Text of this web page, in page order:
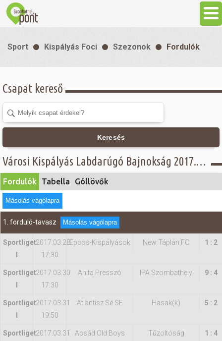
Látnivalók
Gasztronómia
Szállás
Sport
Szabadidő
Hasznos
Sport Kispályás Foci Szezonok Fordulók
Csapat kereső
Keresés
Városi Kispályás Labdarúgó Bajnokság 2017. - Fordulók - III. B. osztály
Fordulók Tabella Góllövők
Másolás vágólapra
1. forduló-tavasz Másolás vágólapra
Sportliget2017.03.28
17:30
Epcos-Kispályások New Táplán FC 1 : 2
Sportliget2017.03.30
17:30
Anita Presszó IPA Szombathely 9 : 4
Sportliget2017.03.31
19:50
Atlantisz Sé SE Hasak(k) 5 : 2
Sportliget2017.03.31
Acsád Old Boys Tűzoltóság 1 : 4